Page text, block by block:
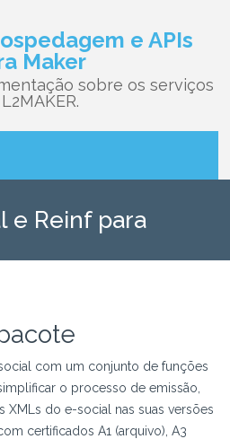
e APIs
Maker
sobre os serviços
e Reinf para
com um conjunto de funções
o processo de emissão,
XMLs do e-social nas suas versões
certificados A1 (arquivo), A3